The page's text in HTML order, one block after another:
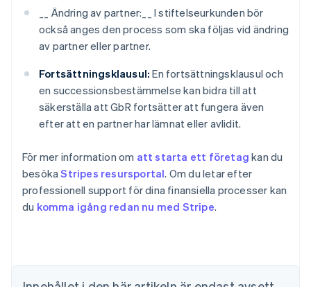
__ Ändring av partner:__ I stiftelseurkunden bör
också anges den process som ska följas vid ändring
av partner eller partner.
Fortsättningsklausul: En fortsättningsklausul och
en successionsbestämmelse kan bidra till att
säkerställa att GbR fortsätter att fungera även
efter att en partner har lämnat eller avlidit.
För mer information om att starta ett företag kan du
besökaStripes resursportal. Om du letar efter
professionell support för dina finansiella processer kan
du komma igång redan nu med Stripe.
Australien
English
Belgien
Bulgarien